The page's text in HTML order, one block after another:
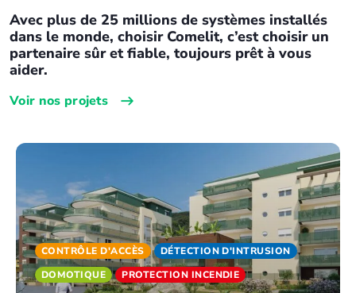
Avec plus de 25 millions de systèmes installés
dans le monde, choisir Comelit, c’est choisir un
partenaire sûr et fiable, toujours prêt à vous
aider.
Voir nos projets
CONTRÔLE D'ACCÈS
DÉTECTION D'INTRUSION
DOMOTIQUE
PROTECTION INCENDIE